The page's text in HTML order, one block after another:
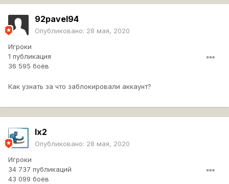
92pavel94
Опубликовано: 28 мая, 2020
Игроки
1 публикация
36 595 боёв
Как узнать за что заблокировали аккаунт?
lx2
Опубликовано: 28 мая, 2020
Игроки
34 737 публикаций
43 099 боёв